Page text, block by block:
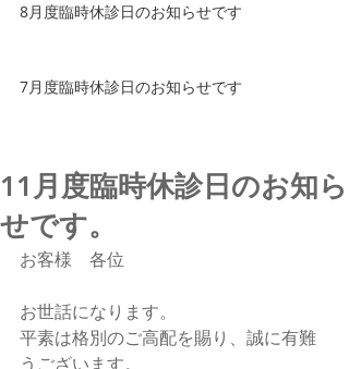
8月度臨時休診日のお知らせです
7月度臨時休診日のお知らせです
11月度臨時休診日のお知ら
せです。
お客様　各位
お世話になります。
平素は格別のご高配を賜り、誠に有難
うございます。